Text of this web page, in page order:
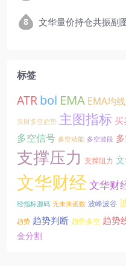
文华量价持仓共振副
标签
ATRbol EMA EMA均线
东财多空趋势 主图指标
多空信号 多空动能 多空波段
支撑压力 支撑阻力
文华财经文华财
经指标源码 无未来函数 波峰波谷
趋势 趋势判断 趋势多空 趋势
金分割